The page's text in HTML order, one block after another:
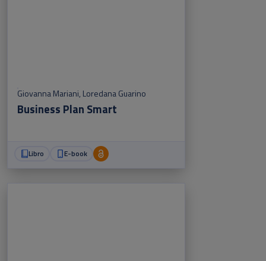
Giovanna Mariani, Loredana Guarino
Business Plan Smart
Libro E-book